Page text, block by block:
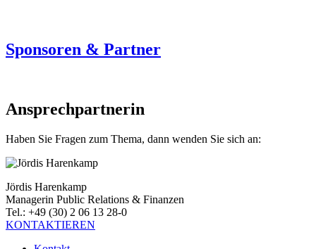
Sponsoren & Partner
Ansprechpartnerin
Haben Sie Fragen zum Thema, dann wenden Sie sich an:
Jördis Harenkamp
Managerin Public Relations & Finanzen
Tel.: +49 (30) 2 06 13 28-0
KONTAKTIEREN